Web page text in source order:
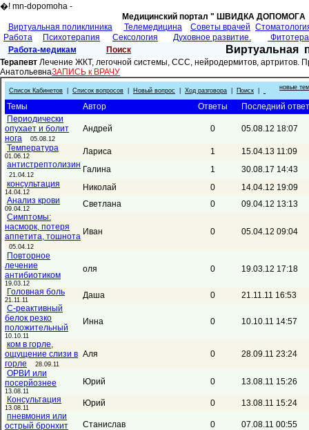
�! mn-dopomoha -
Медицинский портал " ШВИДКА
Виртуальная поликлиника
Телемедицина Советы врачей
Работа
Психотерапия Сексология Духовное развитие.
Работа-медикам
Поиск Виртуальная
Терапевт Лечение ЖКТ, легочной системы, ССС, нейродермитов, артритов.
АнатольевнаЗАПИСЬ к ВРАЧУ
Список Кабинетов Список вопросов Новый вопрос Ход разговора Поиск новые
Темы Автор Ответы
Последний ответ
Периодически
опухает и болит
нога
05.08.12
Андрей 0
05.08.12 18:07
Температура
01.06.12 Лариса 1
15.04.13 11:09
антистрептолизин
21.04.12
Галина 1
30.08.17 14:43
консультация
14.04.12 Николай 0
14.04.12 19:09
Анализ крови
09.04.12 Светлана 0
09.04.12 13:13
Симптомы:
насморк, потеря
аппетита, тошнота
05.04.12
Иван 0 05.04.12 09:04
Повторное
лечение
антибиотиком
19.03.12
оля 0 19.03.12 17:18
Головная боль
21.11.11 Даша 0
21.11.11 16:53
C-реактивный
белок резко
положительный
10.10.11
Инна 0 10.10.11 14:57
ком в горле,
ощущение слизи в
горле
28.09.11
Аля 0
28.09.11 23:24
ОРВИ или
посерйознее
13.08.11
Юрий 0
13.08.11 15:26
Консультация
13.08.11 Юрий 0
13.08.11 15:24
пневмония или
острый бронхит
Станислав 0
07.08.11 00:55